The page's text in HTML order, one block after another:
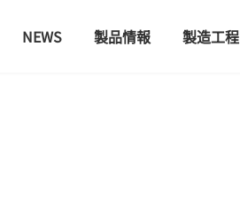
NEWS 製品情報 製造工程